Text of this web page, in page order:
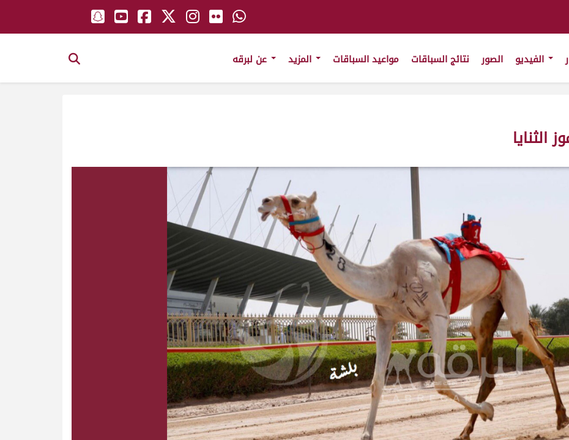
الصور نتائج السباقات مواعيد السباقات
الثنايا